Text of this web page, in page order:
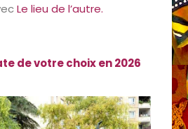
Le lieu de l’autre.
de votre choix en 2026